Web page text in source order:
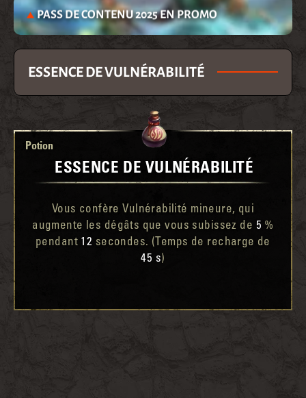
PASS DE CONTENU 2025 EN PROMO
ESSENCE DE VULNÉRABILITÉ
Potion
ESSENCE DE VULNÉRABILITÉ
Vous confère Vulnérabilité mineure, qui
augmente les dégâts que vous subissez de 5 %
pendant 12 secondes. (Temps de recharge de
45 s)